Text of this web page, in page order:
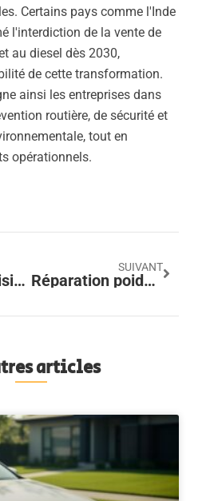
Certains pays comme l'Inde
l'interdiction de la vente de
au diesel dès 2030,
de cette transformation.
ainsi les entreprises dans
routière, de sécurité et
tout en
opérationnels.
Comment choisir parmi les différents modèles de motos BMW pour répondre à vos besoins
SUIVANT
Réparation poids lourds : comment Verdy Garage entretient vos systèmes de direction
articles